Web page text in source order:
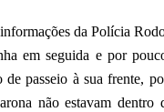
da Polícia
em seguida e por
de passeio à sua frente,
não estavam